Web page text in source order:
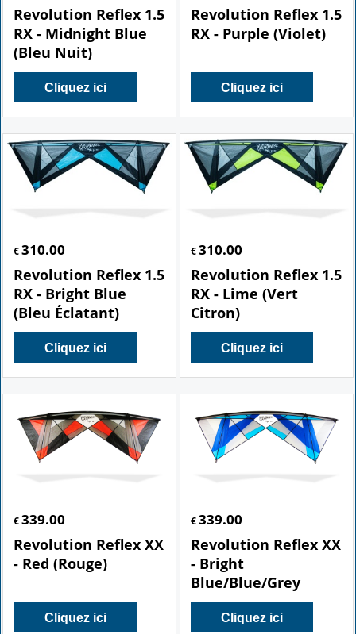
Revolution Reflex 1.5
RX - Midnight Blue
(Bleu Nuit)
Cliquez ici
Revolution Reflex 1.5
RX - Purple (Violet)
Cliquez ici
€ 310.00
Revolution Reflex 1.5
RX - Bright Blue
(Bleu Éclatant)
Cliquez ici
€310.00
Revolution Reflex 1.5
RX - Lime (Vert
Citron)
Cliquez ici
€ 339.00
Revolution Reflex XX
- Red (Rouge)
Cliquez ici
€339.00
Revolution Reflex XX
- Bright
Blue/Blue/Grey
Cliquez ici